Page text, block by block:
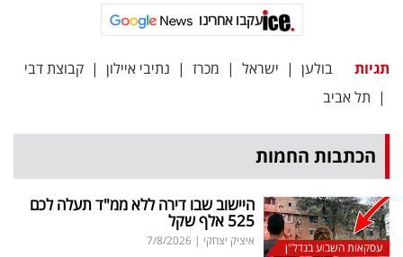
עקבו
אחרינו:
עקבו אחרינו
תגיות בולען | ישראל | מכרז | נתיבי איילון | קבוצת דבי
| תל אביב
הכתבות החמות
עסקאות השבוע בנדל"ן
היישוב שבו דירה ללא ממ"ד תעלה לכם
525 אלף שקל
איציק יצחקי |
7/8/2026